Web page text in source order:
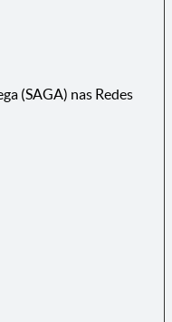
(SAGA) nas Redes